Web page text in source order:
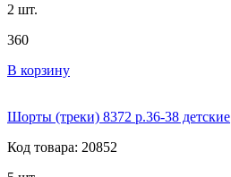
2 шт.
360
В корзину
Шорты (треки) 8372 р.36-38 детские
Код товара: 20852